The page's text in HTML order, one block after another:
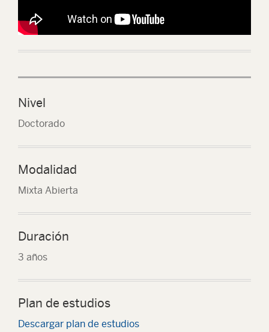
Nivel
Doctorado
Modalidad
Mixta Abierta
Duración
3 años
Plan de estudios
Descargar plan de estudios